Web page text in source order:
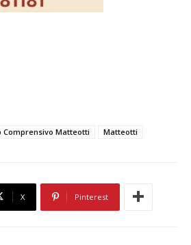
Comprensivo Matteotti Matteotti
X Pinterest